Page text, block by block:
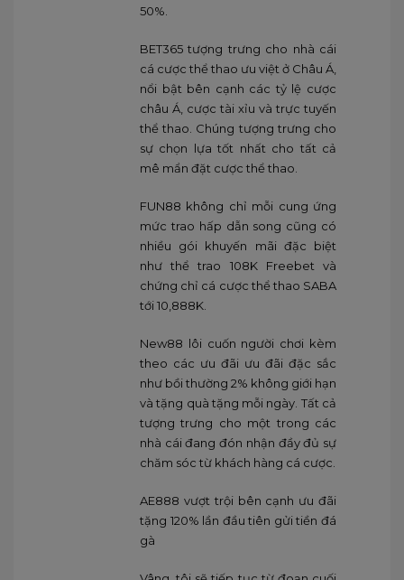
50%.
BET365 tượng trưng cho nhà cái
cá cược thể thao ưu việt ở Châu Á,
nổi bật bên cạnh các tỷ lệ cược
châu Á, cược tài xỉu và trực tuyến
thể thao. Chúng tượng trưng cho
sự chọn lựa tốt nhất cho tất cả
mê mẩn đặt cược thể thao.
FUN88 không chỉ mỗi cung ứng
mức trao hấp dẫn song cũng có
nhiều gói khuyến mãi đặc biệt
như thể trao 108K Freebet và
chứng chỉ cá cược thể thao SABA
tới 10,888K.
New88 lôi cuốn người chơi kèm
theo các ưu đãi ưu đãi đặc sắc
như bồi thường 2% không giới hạn
và tặng quà tặng mỗi ngày. Tất cả
tượng trưng cho một trong các
nhà cái đang đón nhận đầy đủ sự
chăm sóc từ khách hàng cá cược.
AE888 vượt trội bên cạnh ưu đãi
tặng 120% lần đầu tiên gửi tiền đá
gà